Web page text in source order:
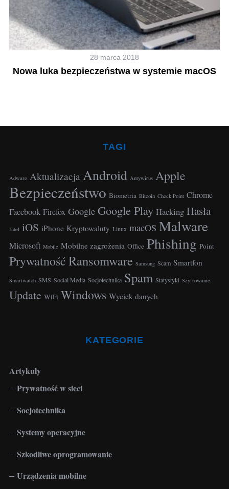
28 marca 2018
Nowa luka bezpieczeństwa w systemie macOS
TAGI
Adware Aktualizacja Android Antywirus Apple
Bezpieczeństwo Biometria Bitcoin Check Point Chrome
Facebook Firefox Google Google Play Hacking Hasła
Intel iOS iPhone Kryptowaluty Linux macOS Malware
Microsoft Mobile Mobilne zagrożenia Office Phishing Point
PrywatnośćRansomware Samsung Scam Smartfon
Smartwatch SMS Social Media Socjotechnika Spam Statystyki Szyfrowanie
Update WiFi Windows Wyciek danych
KATEGORIE
Artykuły
Prywatność w sieci
Socjotechnika
Systemy operacyjne
Szkodliwe oprogramowanie
Urządzenia mobilne